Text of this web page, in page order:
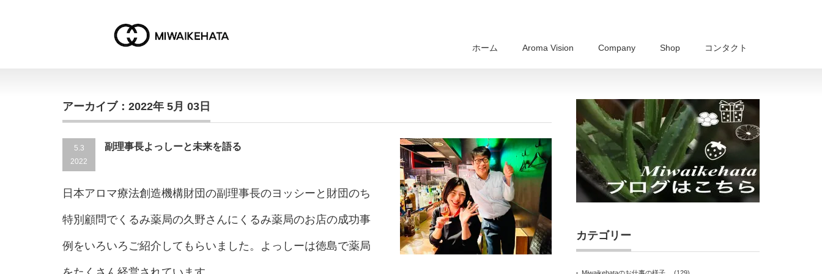
ホーム Aroma Vision Company Shop コンタクト
アーカイブ：2022年 5月 03日
5.3
2022
副理事長よっしーと未来を語る
日本アロマ療法創造機構財団の副理事長のヨッシーと財団のち
特別顧問でくるみ薬局の久野さんにくるみ薬局のお店の成功事
例をいろいろご紹介してもらいました。よっしーは徳島で薬局
カテゴリー